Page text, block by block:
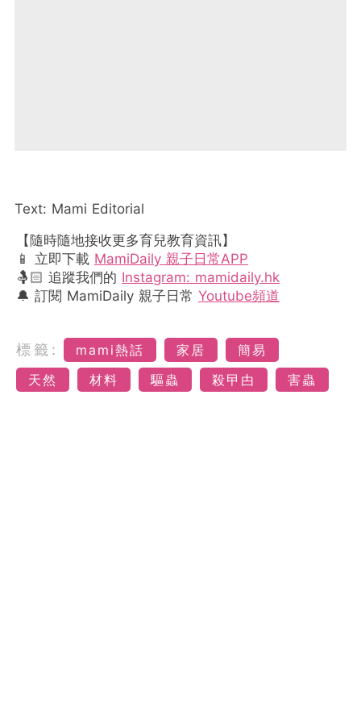
Text: Mami Editorial
【隨時隨地接收更多育兒教育資訊】
📱 立即下載 MamiDaily 親子日常APP
🤱🏻 追蹤我們的 Instagram: mamidaily.hk
🔔 訂閱 MamiDaily 親子日常 Youtube頻道
標籤: mami熱話 家居
簡易
天然
材料 驅蟲 殺曱甴 害蟲